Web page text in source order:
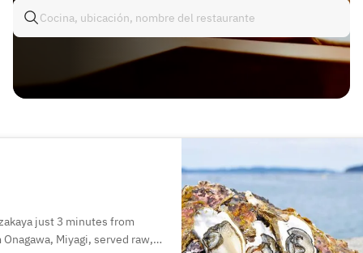
just 3 minutes from
Miyagi, served raw,